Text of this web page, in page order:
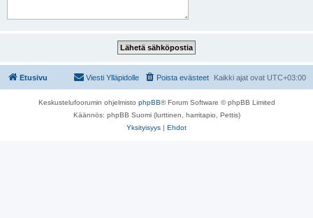
Etusivu Kaikki ajat ovat UTC+03:00
Poista evästeet
Viesti Ylläpidolle
Keskustelufoorumin ohjelmisto phpBB® Forum Software © phpBB Limited
Käännös: phpBB Suomi (lurttinen, harritapio, Pettis)
Yksityisyys | Ehdot